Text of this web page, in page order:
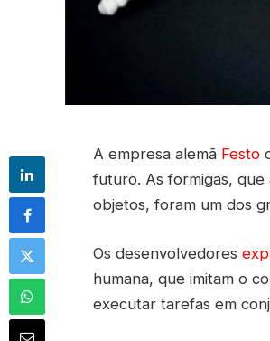
A empresa alemã Festo
futuro. As formigas,
objetos, foram um dos
Os desenvolvedores
humana, que imitam o
executar tarefas em